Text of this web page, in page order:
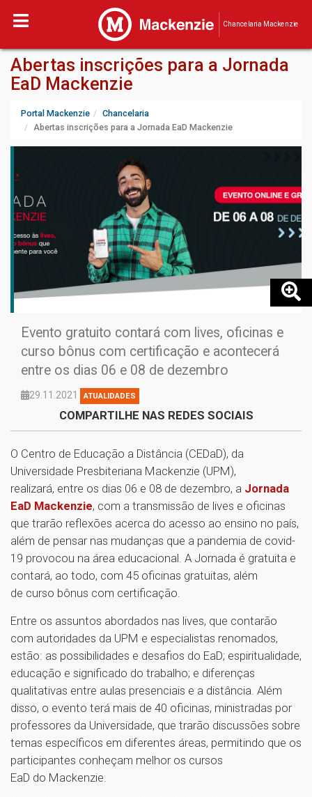
Chancelaria Mackenzie
Abertas inscrições para a Jornada
EaD Mackenzie
Portal Mackenzie
Chancelaria
Abertas inscrições para a Jornada EaD Mackenzie
Evento gratuito contará com lives, oficinas e
curso bônus com certificação e acontecerá
entre os dias 06 e 08 de dezembro
29.11.2021 ATUALIDADES
COMPARTILHE NAS REDES SOCIAIS
O Centro de Educação a Distância (CEDaD), da
Universidade Presbiteriana Mackenzie (UPM),
realizará, entre os dias 06 e 08 de dezembro, a Jornada
EaD Mackenzie, com a transmissão de lives e oficinas
que trarão reflexões acerca do acesso ao ensino no país,
além de pensar nas mudanças que a pandemia de covid-
19 provocou na área educacional. A Jornada é gratuita e
contará, ao todo, com 45 oficinas gratuitas, além
de curso bônus com certificação.
Entre os assuntos abordados nas lives, que contarão
com autoridades da UPM e especialistas renomados,
estão: as possibilidades e desafios do EaD; espiritualidade,
educação e significado do trabalho; e diferenças
qualitativas entre aulas presenciais e a distância. Além
disso, o evento terá mais de 40 oficinas, ministradas por
professores da Universidade, que trarão discussões sobre
temas específicos em diferentes áreas, permitindo que os
participantes conheçam melhor os cursos
EaD do Mackenzie.